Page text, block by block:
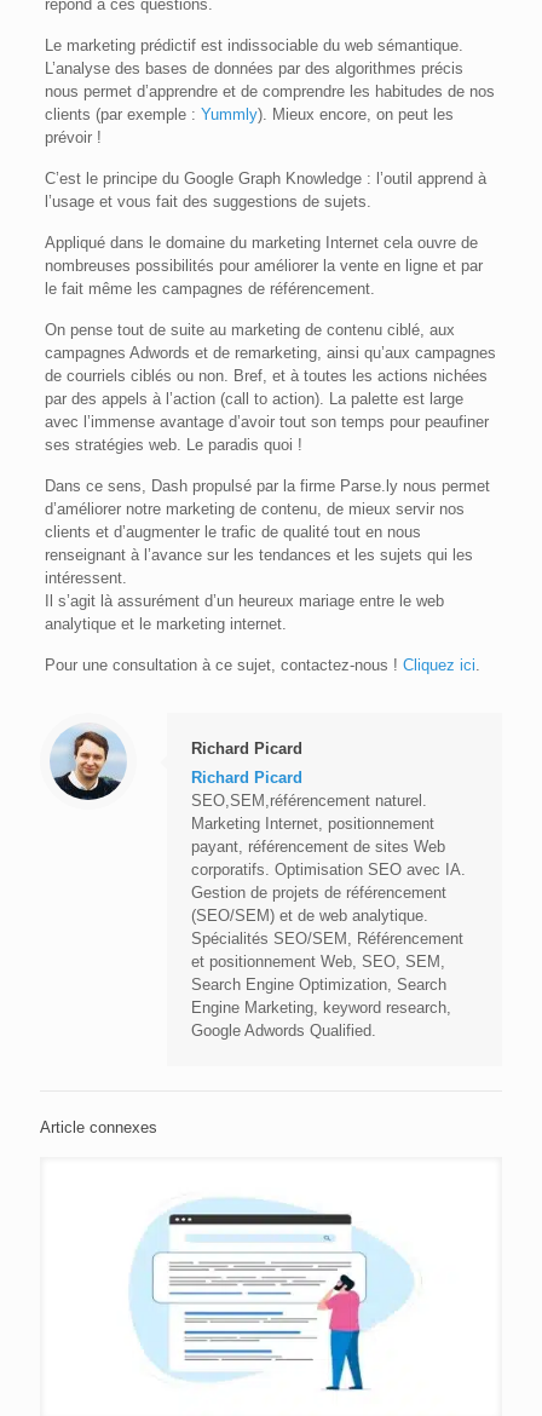
répond à ces questions.
Le marketing prédictif est indissociable du web sémantique.
L’analyse des bases de données par des algorithmes précis
nous permet d’apprendre et de comprendre les habitudes de nos
clients (par exemple : Yummly). Mieux encore, on peut les
prévoir !
C’est le principe du Google Graph Knowledge : l’outil apprend à
l’usage et vous fait des suggestions de sujets.
Appliqué dans le domaine du marketing Internet cela ouvre de
nombreuses possibilités pour améliorer la vente en ligne et par
le fait même les campagnes de référencement.
On pense tout de suite au marketing de contenu ciblé, aux
campagnes Adwords et de remarketing, ainsi qu’aux campagnes
de courriels ciblés ou non. Bref, et à toutes les actions nichées
par des appels à l’action (call to action). La palette est large
avec l’immense avantage d’avoir tout son temps pour peaufiner
ses stratégies web. Le paradis quoi !
Dans ce sens, Dash propulsé par la firme Parse.ly nous permet
d’améliorer notre marketing de contenu, de mieux servir nos
clients et d’augmenter le trafic de qualité tout en nous
renseignant à l’avance sur les tendances et les sujets qui les
intéressent.
Il s’agit là assurément d’un heureux mariage entre le web
analytique et le marketing internet.
Pour une consultation à ce sujet, contactez-nous ! Cliquez ici.
Richard Picard
Richard Picard
SEO,SEM,référencement naturel.
Marketing Internet, positionnement
payant, référencement de sites Web
corporatifs. Optimisation SEO avec IA.
Gestion de projets de référencement
(SEO/SEM) et de web analytique.
Spécialités SEO/SEM, Référencement
et positionnement Web, SEO, SEM,
Search Engine Optimization, Search
Engine Marketing, keyword research,
Google Adwords Qualified.
Article connexes